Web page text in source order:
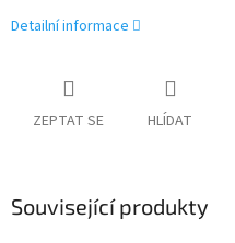
Detailní informace
ZEPTAT SE HLÍDAT
Související produkty